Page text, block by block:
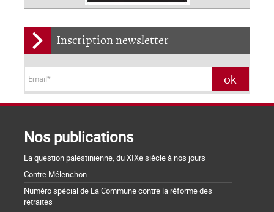
Inscription newsletter
Nos publications
La question palestinienne, du XIXe siècle à nos jours
Contre Mélenchon
Numéro spécial de La Commune contre la réforme des
retraites